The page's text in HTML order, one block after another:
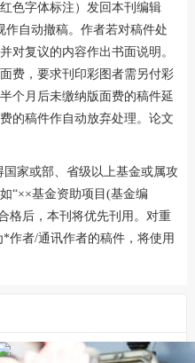
色字体标注）发回本刊编辑
作自动撤稿。作者若对稿件处
对复议的内容作出书面说明。
费，要求刊印彩图者需另付彩
个月后未缴纳版面费的稿件延
的稿件作自动放弃处理。论文
家或部、省级以上基金或属攻
“××基金资助项目(基金编
格后，本刊将优先刊用。对重
作者/通讯作者的稿件，将使用